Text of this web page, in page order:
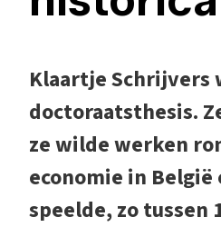
Klaartje Schrijvers
doctoraatsthesis.
ze wilde werken
economie in
speelde, zo tussen